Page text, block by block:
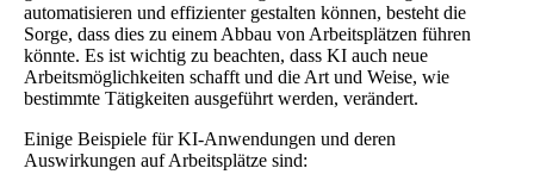
automatisieren und effizienter gestalten können, besteht die
Sorge, dass dies zu einem Abbau von Arbeitsplätzen führen
könnte. Es ist wichtig zu beachten, dass KI auch neue
Arbeitsmöglichkeiten schafft und die Art und Weise, wie
bestimmte Tätigkeiten ausgeführt werden, verändert.
Einige Beispiele für KI-Anwendungen und deren
Auswirkungen auf Arbeitsplätze sind: